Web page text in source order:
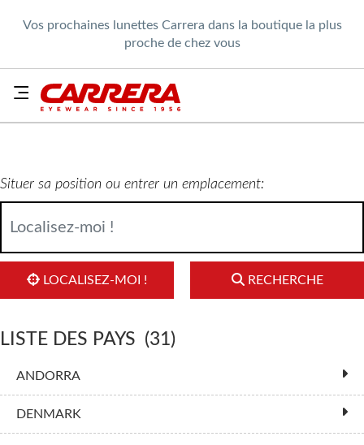
Vos prochaines lunettes Carrera dans la boutique la plus
proche de chez vous
Situer sa position ou entrer un emplacement:
LOCALISEZ-MOI ! RECHERCHE
LISTE DES PAYS (31)
ANDORRA
DENMARK